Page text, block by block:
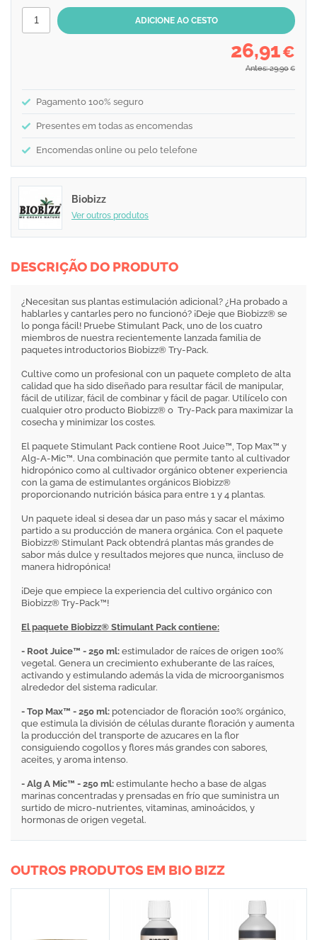
26,91€
Antes: 29,90 €
Pagamento 100% seguro
Presentes em todas as encomendas
Encomendas online ou pelo telefone
Biobizz
Ver outros produtos
DESCRIÇÃO DO PRODUTO
¿Necesitan sus plantas estimulación adicional? ¿Ha probado a
hablarles y cantarles pero no funcionó? ¡Deje que Biobizz® se
lo ponga fácil! Pruebe Stimulant Pack, uno de los cuatro
miembros de nuestra recientemente lanzada familia de
paquetes introductorios Biobizz® Try-Pack.
Cultive como un profesional con un paquete completo de alta
calidad que ha sido diseñado para resultar fácil de manipular,
fácil de utilizar, fácil de combinar y fácil de pagar. Utilícelo con
cualquier otro producto Biobizz® o Try-Pack para maximizar la
cosecha y minimizar los costes.
El paquete Stimulant Pack contiene Root Juice™, Top Max™ y
Alg-A-Mic™. Una combinación que permite tanto al cultivador
hidropónico como al cultivador orgánico obtener experiencia
con la gama de estimulantes orgánicos Biobizz®
proporcionando nutrición básica para entre 1 y 4 plantas.
Un paquete ideal si desea dar un paso más y sacar el máximo
partido a su producción de manera orgánica. Con el paquete
Biobizz® Stimulant Pack obtendrá plantas más grandes de
sabor más dulce y resultados mejores que nunca, ¡incluso de
manera hidropónica!
¡Deje que empiece la experiencia del cultivo orgánico con
Biobizz® Try-Pack™!
El paquete Biobizz® Stimulant Pack contiene:
- Root Juice™ - 250 ml: estimulador de raíces de origen 100%
vegetal. Genera un crecimiento exhuberante de las raíces,
activando y estimulando además la vida de microorganismos
alrededor del sistema radicular.
- Top Max™ - 250 ml: potenciador de floración 100% orgánico,
que estimula la división de células durante floración y aumenta
la producción del transporte de azucares en la flor
consiguiendo cogollos y flores más grandes con sabores,
aceites, y aroma intenso.
- Alg A Mic™ - 250 ml: estimulante hecho a base de algas
marinas concentradas y prensadas en frío que suministra un
surtido de micro-nutrientes, vitaminas, aminoácidos, y
hormonas de origen vegetal.
OUTROS PRODUTOS EM BIO BIZZ